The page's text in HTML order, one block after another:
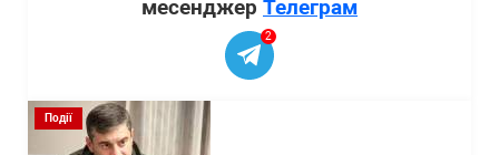
месенджер Телеграм
2
Події